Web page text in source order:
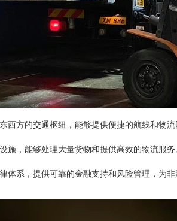
西方的交通枢纽，能够提供便捷的航线和物流
施，能够处理大量货物和提供高效的物流服务
体系，提供可靠的金融支持和风险管理，为